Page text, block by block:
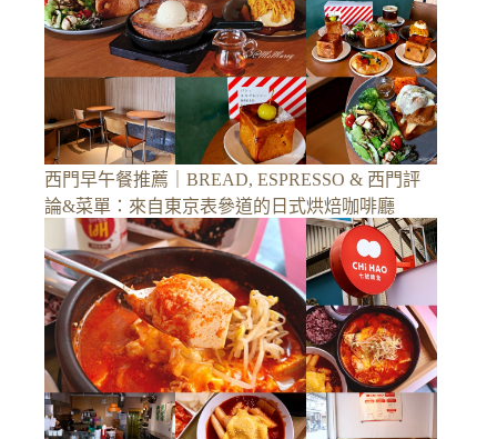
西門早午餐推薦｜BREAD, ESPRESSO & 西門評
論&菜單：來自東京表參道的日式烘焙咖啡廳